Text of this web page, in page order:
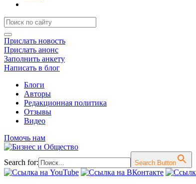
Прислать новость
Прислать анонс
Заполнить анкету
Написать в блог
Блоги
Авторы
Редакционная политика
Отзывы
Видео
Помочь нам
Search for: Search Button